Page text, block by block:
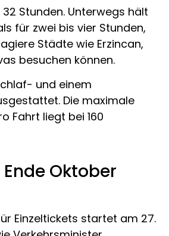
Stunden. Unterwegs hält
für zwei bis vier Stunden,
Städte wie Erzincan,
besuchen können.
und einem
Die maximale
Fahrt liegt bei 160
Oktober
Einzeltickets startet am 27.